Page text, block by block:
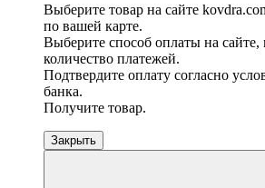
Выберите товар на сайте
по вашей карте.
Выберите способ оплаты на сайте,
количество платежей.
Подтвердите оплату согласно
банка.
Получите товар.
Закрыть